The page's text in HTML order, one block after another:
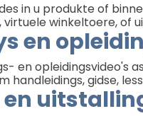
in u produkte of
virtuele winkeltoere, of
en
en opleidingsvideo's
handleidings, gidse,
en